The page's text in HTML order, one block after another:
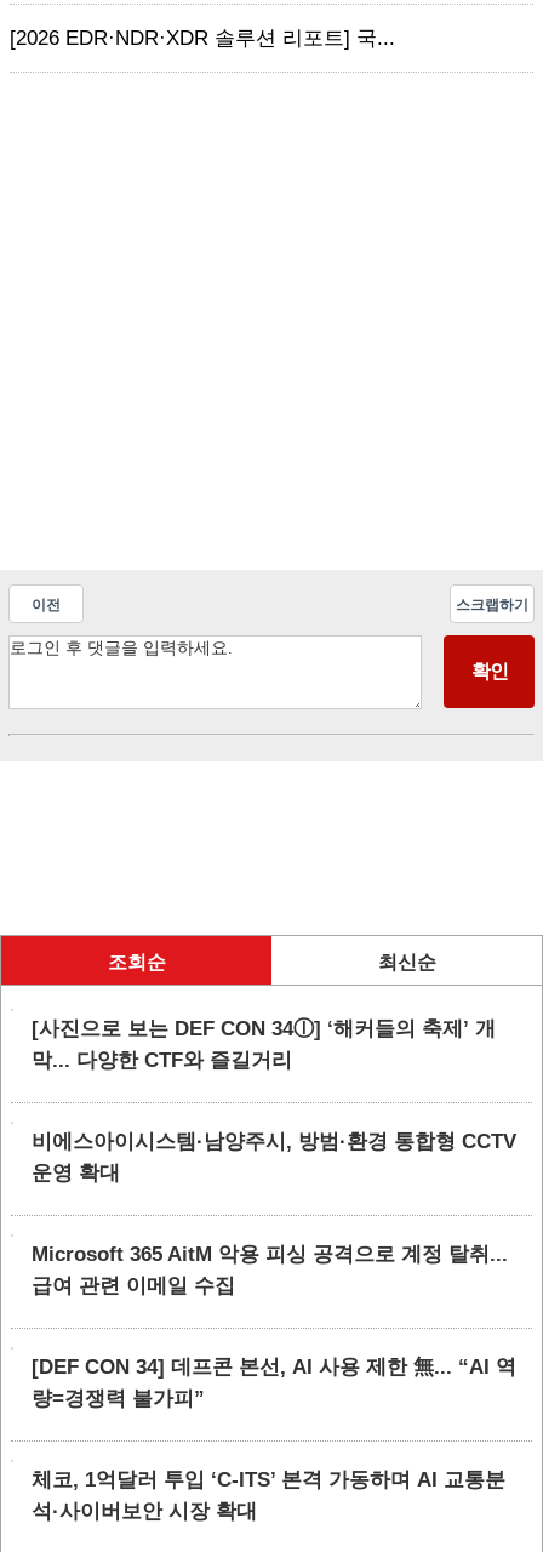
[2026 EDR·NDR·XDR 솔루션 리포트] 국...
이전 스크랩하기
조회순 최신순
[사진으로 보는 DEF CON 34ⓛ] ‘해커들의 축제’ 개
막... 다양한 CTF와 즐길거리
비에스아이시스템·남양주시, 방범·환경 통합형 CCTV
운영 확대
Microsoft 365 AitM 악용 피싱 공격으로 계정 탈취...
급여 관련 이메일 수집
[DEF CON 34] 데프콘 본선, AI 사용 제한 無... “AI 역
량=경쟁력 불가피”
체코, 1억달러 투입 ‘C-ITS’ 본격 가동하며 AI 교통분
석·사이버보안 시장 확대